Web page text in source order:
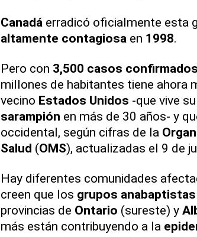
Canadá erradicó oficialmente esta
altamente contagiosa en 1998.
Pero con 3,500 casos confirmados
millones de habitantes tiene ahora
vecino Estados Unidos -que vive
sarampión en más de 30 años- y
occidental, según cifras de la
Salud (OMS), actualizadas el 9 de
Hay diferentes comunidades
creen que los grupos
provincias de Ontario (sureste) y
más están contribuyendo a la